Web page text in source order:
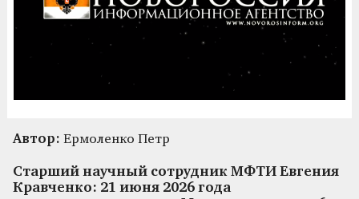
Автор: Ермоленко Петр
Старший научный сотрудник МФТИ Евгения
Кравченко: 21 июня 2026 года